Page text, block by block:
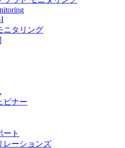
ニタリング
ビナー
ート
レーションズ